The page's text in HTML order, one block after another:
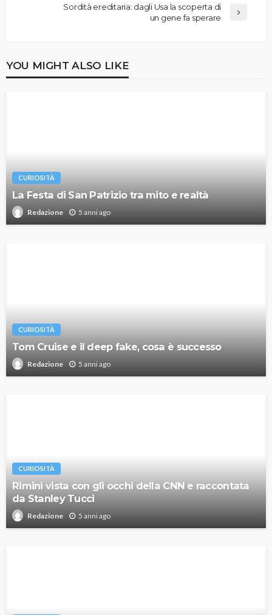
Sordità ereditaria: dagli Usa la scoperta di
un gene fa sperare
YOU MIGHT ALSO LIKE
CURIOSITÀ
La Festa di San Patrizio tra mito e realtà
Redazione 5 anni ago
CURIOSITÀ
Tom Cruise e il deep fake, cosa è successo
Redazione 5 anni ago
CURIOSITÀ
Rimini vista con gli occhi della CNN e raccontata
da Stanley Tucci
Redazione 5 anni ago